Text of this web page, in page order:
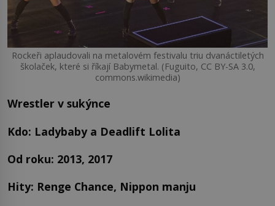
Rockeři aplaudovali na metalovém festivalu triu dvanáctiletých
školaček, které si říkají Babymetal. (Fuguito, CC BY-SA 3.0,
commons.wikimedia)
Wrestler v sukýnce
Kdo: Ladybaby a Deadlift Lolita
Od roku: 2013, 2017
Hity: Renge Chance, Nippon manju